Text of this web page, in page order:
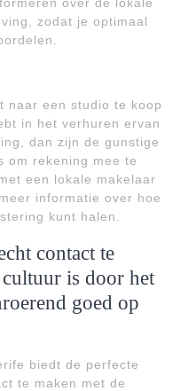
zodat je optimaal
naar een studio te koop
in het verhuren ervan
dan zijn de gunstige
om rekening mee te
een lokale makelaar
informatie over hoe
kunt halen.
contact te
is door het
goed op
biedt de perfecte
te maken met de